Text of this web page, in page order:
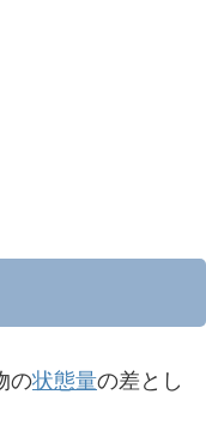
の状態量の差とし